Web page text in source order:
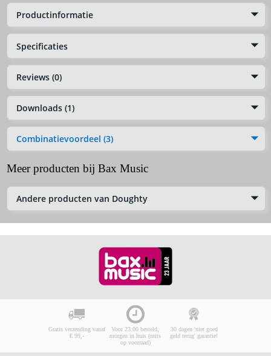
Productinformatie
Specificaties
Reviews (0)
Downloads (1)
Combinatievoordeel (3)
Meer producten bij Bax Music
Andere producten van Doughty
Gratis verzending vanaf
€ 99,-
Voor 23:00 besteld,
morgen in huis (mits
op voorraad)
30 dagen 'niet goed
geld terug' garantie!